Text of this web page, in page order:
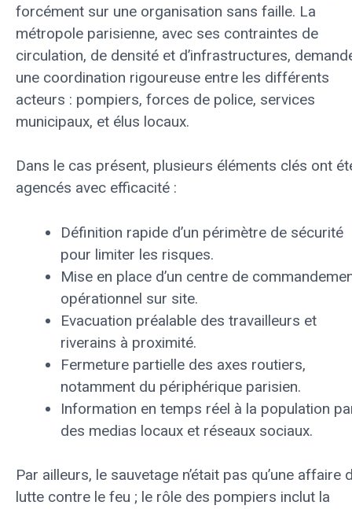
forcément sur une organisation sans faille. La
métropole parisienne, avec ses contraintes de
circulation, de densité et d’infrastructures,
une coordination rigoureuse entre les différents
acteurs : pompiers, forces de police, services
municipaux, et élus locaux.
Dans le cas présent, plusieurs éléments clés ont
agencés avec efficacité :
Définition rapide d’un périmètre de sécurité
pour limiter les risques.
Mise en place d’un centre de
opérationnel sur site.
Evacuation préalable des travailleurs et
riverains à proximité.
Fermeture partielle des axes routiers,
notamment du périphérique parisien.
Information en temps réel à la population
des medias locaux et réseaux sociaux.
Par ailleurs, le sauvetage n’était pas qu’une affaire
lutte contre le feu ; le rôle des pompiers inclut la